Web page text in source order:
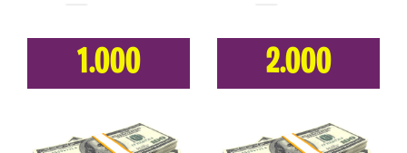
1.000 2.000